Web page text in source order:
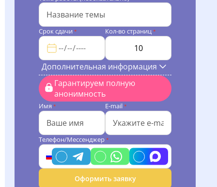
Срок сдачи * Кол-во страниц *
Дополнительная информация
Гарантируем полную
анонимность
Имя * E-mail *
Телефон/Мессенджер *
Оформить заявку